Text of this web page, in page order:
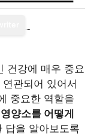
건강에 매우 중요
관되어 있어서
중요한 역할을
양소를 어떻게
답을 알아보도록